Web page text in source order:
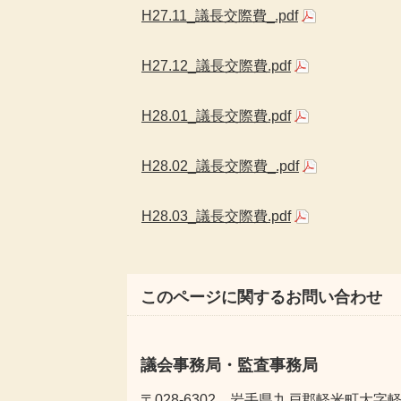
H27.11_議長交際費_.pdf
H27.12_議長交際費.pdf
H28.01_議長交際費.pdf
H28.02_議長交際費_.pdf
H28.03_議長交際費.pdf
このページに関するお問い合わせ
議会事務局・監査事務局